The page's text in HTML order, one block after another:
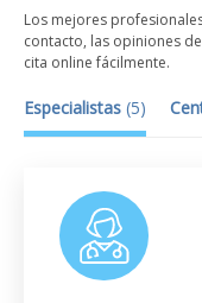
Los mejores
contacto, las opiniones
cita online fácilmente.
Especialistas (5)